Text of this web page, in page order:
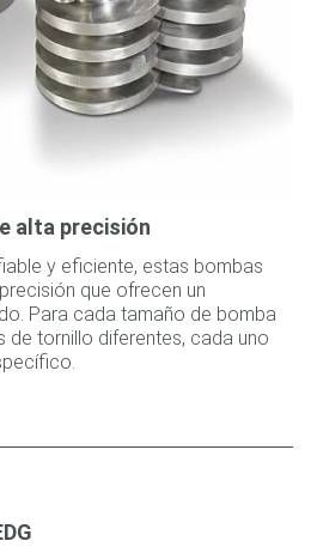
alta precisión
y eficiente, estas bombas
que ofrecen un
Para cada tamaño de bomba
de tornillo diferentes, cada uno